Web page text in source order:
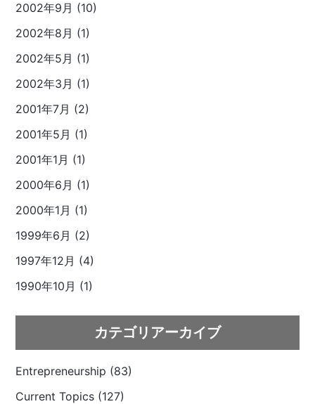
2002年9月 (10)
2002年8月 (1)
2002年5月 (1)
2002年3月 (1)
2001年7月 (2)
2001年5月 (1)
2001年1月 (1)
2000年6月 (1)
2000年1月 (1)
1999年6月 (2)
1997年12月 (4)
1990年10月 (1)
カテゴリアーカイブ
Entrepreneurship (83)
Current Topics (127)